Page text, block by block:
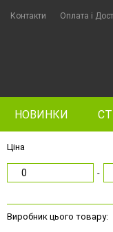
Контакти Оплата i
НОВИНКИ
Ціна
-
Виробник цього товару: